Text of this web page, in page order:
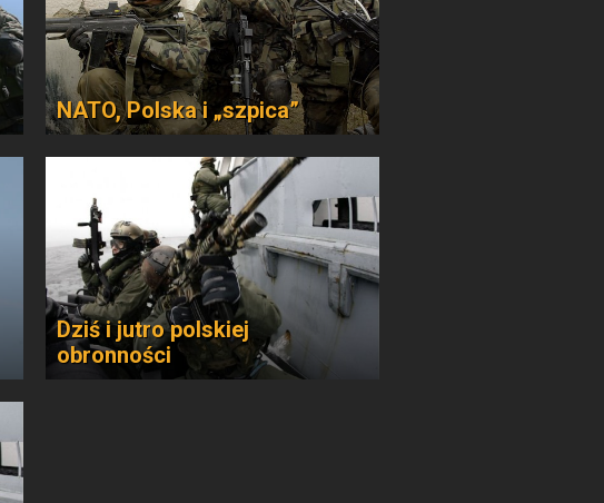
NATO, Polska i „szpica”
Dziś i jutro polskiej
obronności